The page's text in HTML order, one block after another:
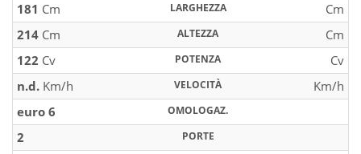
181 Cm LARGHEZZA
Cm
214 Cm ALTEZZA
Cm
122 Cv POTENZA
Cv
n.d. Km/h VELOCITÀ
Km/h
euro 6
OMOLOGAZ.
2 PORTE